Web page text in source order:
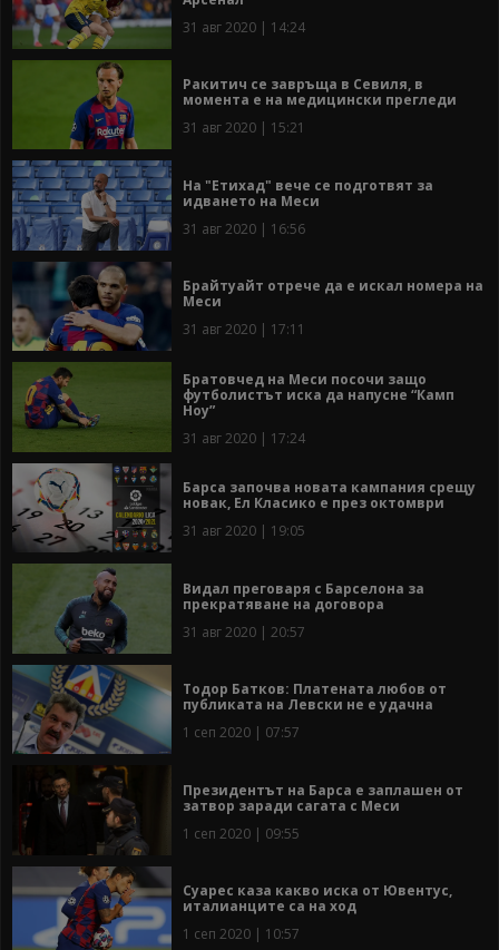
31 авг 2020 | 14:24
Ракитич се завръща в Севиля, в
момента е на медицински прегледи
31 авг 2020 | 15:21
На "Етихад" вече се подготвят за
идването на Меси
31 авг 2020 | 16:56
Брайтуайт отрече да е искал номера на
Меси
31 авг 2020 | 17:11
Братовчед на Меси посочи защо
футболистът иска да напусне “Камп
Ноу”
31 авг 2020 | 17:24
Барса започва новата кампания срещу
новак, Ел Класико е през октомври
31 авг 2020 | 19:05
Видал преговаря с Барселона за
прекратяване на договора
31 авг 2020 | 20:57
Тодор Батков: Платената любов от
публиката на Левски не е удачна
1 сеп 2020 | 07:57
Президентът на Барса е заплашен от
затвор заради сагата с Меси
1 сеп 2020 | 09:55
Суарес каза какво иска от Ювентус,
италианците са на ход
1 сеп 2020 | 10:57